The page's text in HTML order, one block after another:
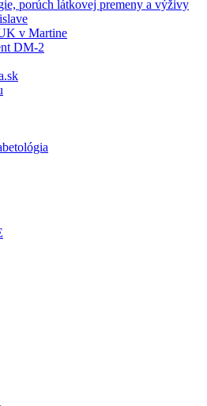
porúch látkovej premeny a výživy
v Martine
DM-2